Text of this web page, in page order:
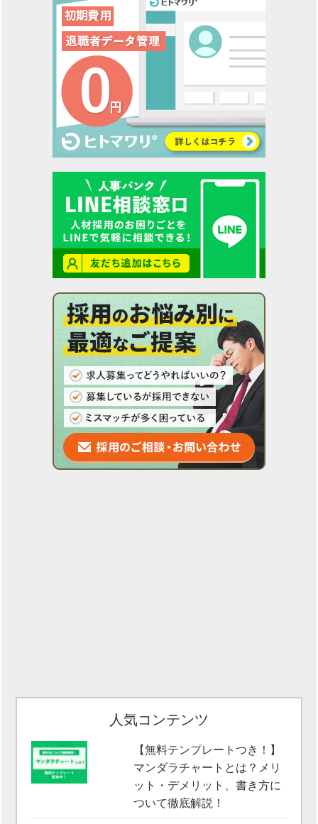
人気コンテンツ
【無料テンプレートつき！】
マンダラチャートとは？メリ
ット・デメリット、書き方に
ついて徹底解説！